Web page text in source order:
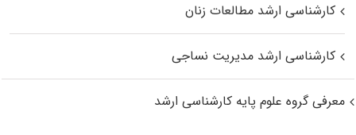
کارشناسی ارشد مطالعات زنان
کارشناسی ارشد مدیریت نساجی
معرفی گروه علوم پایه کارشناسی ارشد